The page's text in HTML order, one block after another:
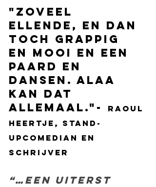
"Zoveel
ellende, en dan
toch grappig
en mooi en een
paard en
dansen. Alaa
kan dat
allemaal."-
Raoul
Heertje, stand-
upcomedian en
schrijver
“…een uiterst